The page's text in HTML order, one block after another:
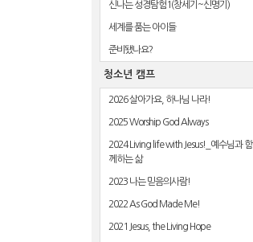
신나는 성경탐험1(창세기~신명기)
세계를 품는 아이들
준비됐나요?
청소년 캠프
2026 살아가요, 하나님 나라!
2025 Worship God Always
2024 Living life with Jesus!_예수님과 함
께하는 삶
2023 나는 믿음의사람!
2022 As God Made Me!
2021 Jesus, the Living Hope